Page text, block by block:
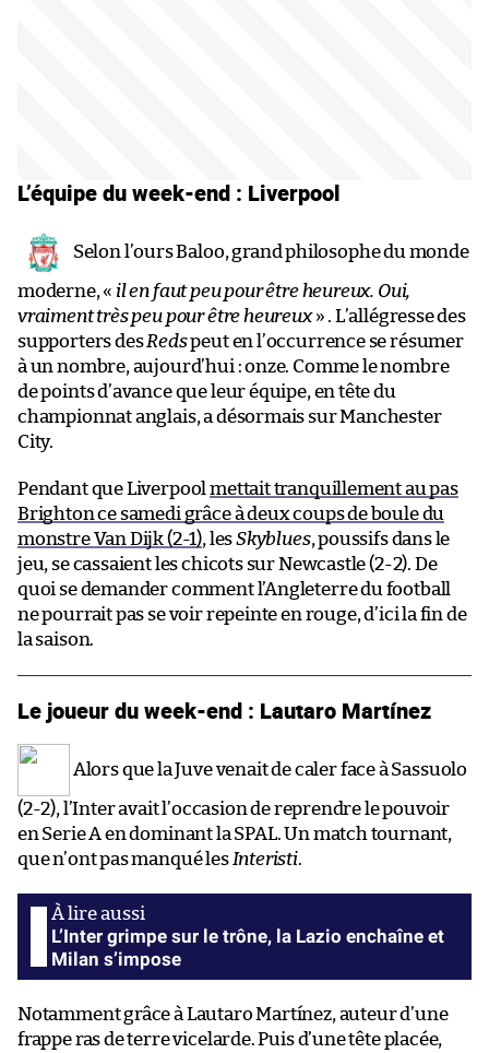
L’équipe du week-end : Liverpool
Selon l’ours Baloo, grand philosophe du monde
moderne, « il en faut peu pour être heureux. Oui,
vraiment très peu pour être heureux» . L’allégresse des
supporters desRedspeut en l’occurrence se résumer
à un nombre, aujourd’hui : onze. Comme le nombre
de points d’avance que leur équipe, en tête du
championnat anglais, a désormais sur Manchester
City.
Pendant que Liverpoolmettait tranquillement au pas
Brighton ce samedi grâce à deux coups de boule du
monstre Van Dijk (2-1), lesSkyblues, poussifs dans le
jeu, se cassaient les chicots sur Newcastle (2-2). De
quoi se demander comment l’Angleterre du football
ne pourrait pas se voir repeinte en rouge, d’ici la fin de
la saison.
Le joueur du week-end : Lautaro Martínez
Alors que la Juve venait de caler face à Sassuolo
(2-2), l’Inter avait l’occasion de reprendre le pouvoir
en Serie A en dominant la SPAL. Un match tournant,
que n’ont pas manqué les Interisti.
L’Inter grimpe sur le trône, la Lazio enchaîne et
Milan s’impose
Notamment grâce à Lautaro Martínez, auteur d’une
frappe ras de terre vicelarde. Puis d’une tête placée,